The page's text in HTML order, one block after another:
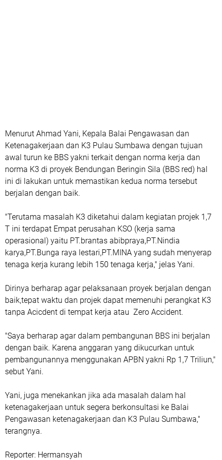
Menurut Ahmad Yani, Kepala Balai Pengawasan dan
Ketenagakerjaan dan K3 Pulau Sumbawa dengan tujuan
awal turun ke BBS yakni terkait dengan norma kerja dan
norma K3 di proyek Bendungan Beringin Sila (BBS red) hal
ini di lakukan untuk memastikan kedua norma tersebut
berjalan dengan baik.
"Terutama masalah K3 diketahui dalam kegiatan projek 1,7
T ini terdapat Empat perusahan KSO (kerja sama
operasional) yaitu PT.brantas abibpraya,PT.Nindia
karya,PT.Bunga raya lestari,PT.MINA yang sudah menyerap
tenaga kerja kurang lebih 150 tenaga kerja," jelas Yani.
Dirinya berharap agar pelaksanaan proyek berjalan dengan
baik,tepat waktu dan projek dapat memenuhi perangkat K3
tanpa Acicdent di tempat kerja atau Zero Accident.
"Saya berharap agar dalam pembangunan BBS ini berjalan
dengan baik. Karena anggaran yang dikucurkan untuk
pembangunannya menggunakan APBN yakni Rp 1,7 Triliun,"
sebut Yani.
Yani, juga menekankan jika ada masalah dalam hal
ketenagakerjaan untuk segera berkonsultasi ke Balai
Pengawasan ketenagakerjaan dan K3 Pulau Sumbawa,"
terangnya.
Reporter: Hermansyah